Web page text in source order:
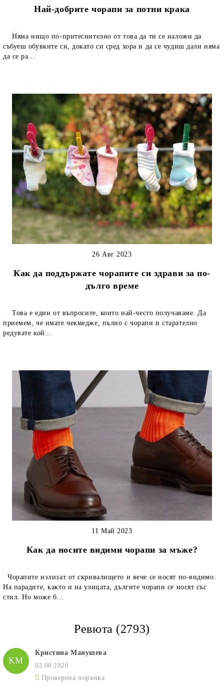
Най-добрите чорапи за потни крака
Няма нищо по-притеснително от това да ти се наложи да
събуеш обувките си, докато си сред хора и да се чудиш дали няма
да се ра...
Как да поддържате чорапите си здрави за по-
дълго време
26 Авг 2023
Това е един от въпросите, които най-често получаваме. Да
приемем, че имате чекмедже, пълно с чорапи и старателно
редувате кой...
Как да носите видими чорапи за мъже?
11 Май 2023
Чорапите излизат от скривалището и вече се носят по-видимо.
На парадите, както и на улицата, дългите чорапи се носят със
стил. Но може б...
Ревюта (2793)
КМ
Кристина Манушева
02.08.2026
Проверена поръчка